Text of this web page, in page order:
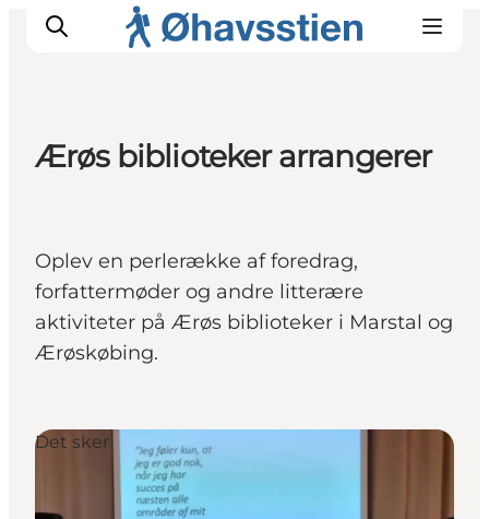
Planlægning
Ærøs biblioteker arrangerer
Oplev en perlerække af foredrag,
forfattermøder og andre litterære
aktiviteter på Ærøs biblioteker i Marstal og
Ærøskøbing.
Det sker